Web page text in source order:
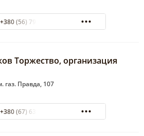
+380 (56) 798-22-61
Торжество, организация
газ. Правда, 107
+380 (67) 633-16-73